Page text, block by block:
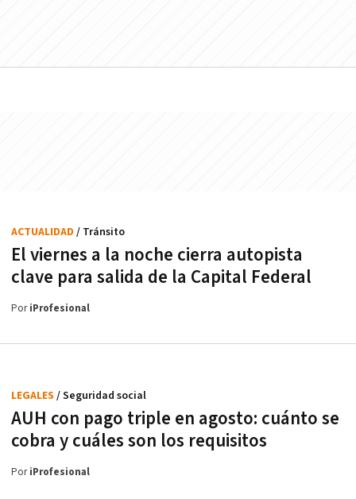
El viernes a la noche cierra autopista
clave para salida de la Capital Federal
ACTUALIDAD / Tránsito
PoriProfesional
AUH con pago triple en agosto: cuánto se
cobra y cuáles son los requisitos
LEGALES / Seguridad social
PoriProfesional